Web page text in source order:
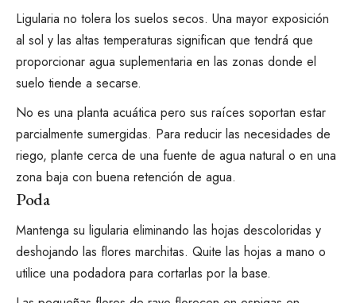
Ligularia no tolera los suelos secos. Una mayor exposición
al sol y las altas temperaturas significan que tendrá que
proporcionar agua suplementaria en las zonas donde el
suelo tiende a secarse.
No es una planta acuática pero sus raíces soportan estar
parcialmente sumergidas. Para reducir las necesidades de
riego, plante cerca de una fuente de agua natural o en una
zona baja con buena retención de agua.
Poda
Mantenga su ligularia eliminando las hojas descoloridas y
deshojando las flores marchitas. Quite las hojas a mano o
utilice una podadora para cortarlas por la base.